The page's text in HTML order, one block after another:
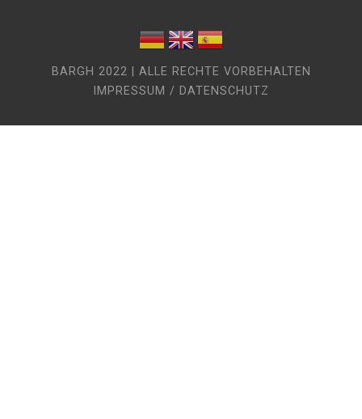
BARGH 2022 | ALLE RECHTE VORBEHALTEN
IMPRESSUM / DATENSCHUTZ